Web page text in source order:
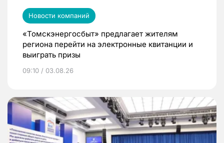
Новости компаний
«Томскэнергосбыт» предлагает жителям
региона перейти на электронные квитанции и
выиграть призы
09:10 / 03.08.26